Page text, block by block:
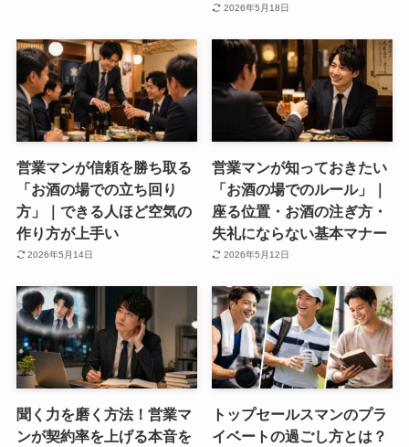
2026年5月18日
営業マンが信頼を勝ち取る
「お酒の場での立ち回り
方」｜できる人ほど空気の
作り方が上手い
2026年5月14日
営業マンが知っておきたい
「お酒の場でのルール」｜
座る位置・お酒の注ぎ方・
失礼にならない基本マナー
2026年5月12日
聞く力を磨く方法！営業マ
ンが契約率を上げる本音を
トップセールスマンのプラ
イベートの過ごし方とは？